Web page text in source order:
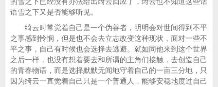
语雪之下又是否能够听见。
绮云时常觉着自己是一个伪善者，明明会对世间得到不平
之事感到怜悯，但是也不会去立志改变这种现状，面对一些不
平之事，自己有时候也会选择去逃避。就如同他来到这个世界
之后一样，也没有想着要去和所谓的主角们接触，去创造自己
的青春物语，而是选择默默无闻地守着自己的一亩三分地，只
因为绮云一直觉着自己只是一个普通人，能够安稳地度过自己